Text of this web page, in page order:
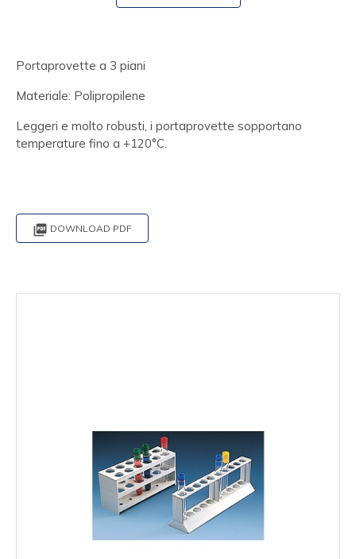
Portaprovette a 3 piani
Materiale: Polipropilene
Leggeri e molto robusti, i portaprovette sopportano
temperature fino a +120°C.
 DOWNLOAD PDF